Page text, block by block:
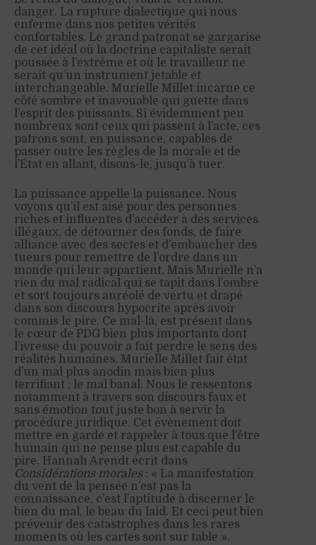
danger. La rupture dialectique qui nous
enferme dans nos petites vérités
confortables. Le grand patronat se gargarise
de cet idéal où la doctrine capitaliste serait
poussée à l’extrême et où le travailleur ne
serait qu’un instrument jetable et
interchangeable. Murielle Millet incarne ce
côté sombre et inavouable qui guette dans
l’esprit des puissants. Si évidemment peu
nombreux sont ceux qui passent à l’acte, ces
patrons sont, en puissance, capables de
passer outre les règles de la morale et de
l’État en allant, disons-le, jusqu’à tuer.
La puissance appelle la puissance. Nous
voyons qu’il est aisé pour des personnes
riches et influentes d’accéder à des services
illégaux, de détourner des fonds, de faire
alliance avec des sectes et d’embaucher des
tueurs pour remettre de l’ordre dans un
monde qui leur appartient. Mais Murielle n’a
rien du mal radical qui se tapit dans l’ombre
et sort toujours auréolé de vertu et drapé
dans son discours hypocrite après avoir
commis le pire. Ce mal-là, est présent dans
le cœur de PDG bien plus importants dont
l’ivresse du pouvoir a fait perdre le sens des
réalités humaines. Murielle Millet fait état
d’un mal plus anodin mais bien plus
terrifiant : le mal banal. Nous le ressentons
notamment à travers son discours faux et
sans émotion tout juste bon à servir la
procédure juridique. Cet évènement doit
mettre en garde et rappeler à tous que l’être
humain qui ne pense plus est capable du
pire. Hannah Arendt écrit dans
Considérations morales: « La manifestation
du vent de la pensée n’est pas la
connaissance, c’est l’aptitude à discerner le
bien du mal, le beau du laid. Et ceci peut bien
prévenir des catastrophes dans les rares
moments où les cartes sont sur table ».